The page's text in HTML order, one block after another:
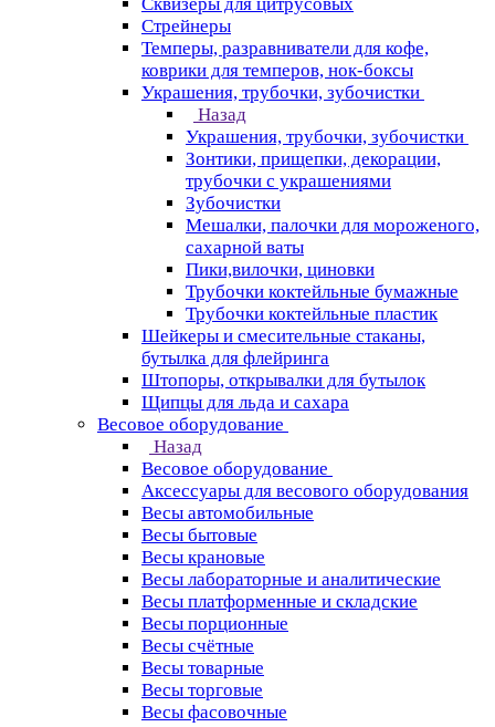
Стрейнеры
Темперы, разравниватели для кофе,
коврики для темперов, нок-боксы
Украшения, трубочки, зубочистки
Назад
Украшения, трубочки, зубочистки
Зонтики, прищепки, декорации,
трубочки с украшениями
Зубочистки
Мешалки, палочки для мороженого,
сахарной ваты
Пики,вилочки, циновки
Трубочки коктейльные бумажные
Трубочки коктейльные пластик
Шейкеры и смесительные стаканы,
бутылка для флейринга
Штопоры, открывалки для бутылок
Щипцы для льда и сахара
Весовое оборудование
Назад
Весовое оборудование
Аксессуары для весового оборудования
Весы автомобильные
Весы бытовые
Весы крановые
Весы лабораторные и аналитические
Весы платформенные и складские
Весы порционные
Весы счётные
Весы товарные
Весы торговые
Весы фасовочные